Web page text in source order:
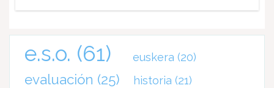
e.s.o. (61) euskera (20)
evaluación (25) historia (21)